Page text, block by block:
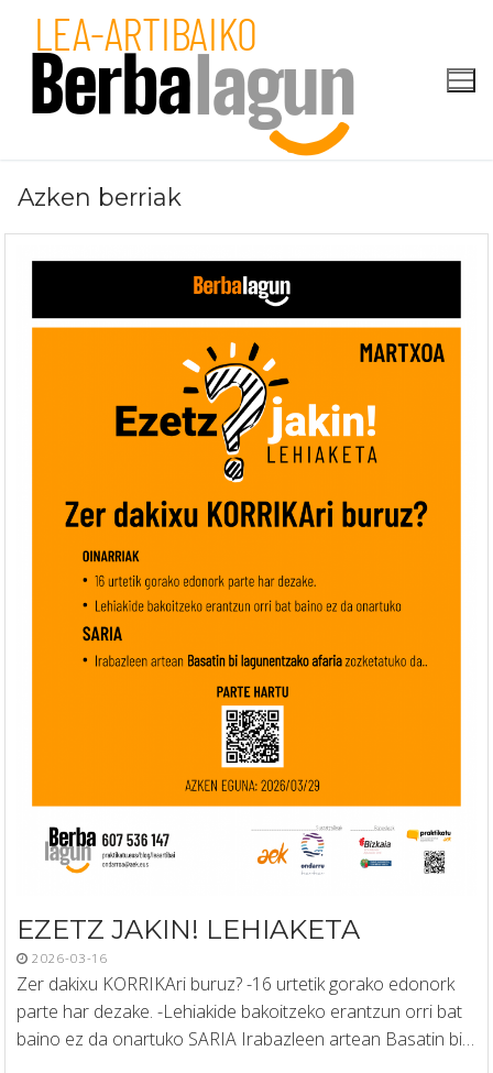
content
Azken berriak
EZETZ JAKIN! LEHIAKETA
2026-03-16
Zer dakixu KORRIKAri buruz? -16 urtetik gorako edonork
parte har dezake. -Lehiakide bakoitzeko erantzun orri bat
baino ez da onartuko SARIA Irabazleen artean Basatin bi…